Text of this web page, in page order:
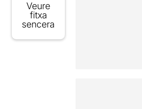
Veure
fitxa
sencera